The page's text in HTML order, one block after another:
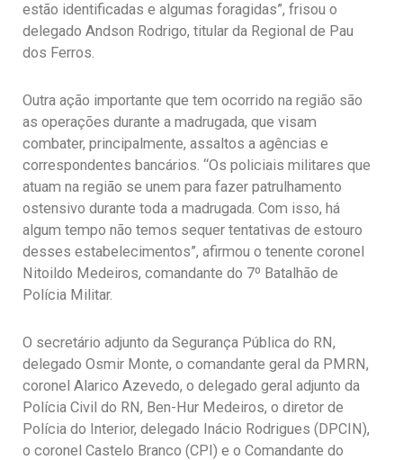
estão identificadas e algumas foragidas”, frisou o
delegado Andson Rodrigo, titular da Regional de Pau
dos Ferros.
Outra ação importante que tem ocorrido na região são
as operações durante a madrugada, que visam
combater, principalmente, assaltos a agências e
correspondentes bancários. “Os policiais militares que
atuam na região se unem para fazer patrulhamento
ostensivo durante toda a madrugada. Com isso, há
algum tempo não temos sequer tentativas de estouro
desses estabelecimentos”, afirmou o tenente coronel
Nitoildo Medeiros, comandante do 7º Batalhão de
Polícia Militar.
O secretário adjunto da Segurança Pública do RN,
delegado Osmir Monte, o comandante geral da PMRN,
coronel Alarico Azevedo, o delegado geral adjunto da
Polícia Civil do RN, Ben-Hur Medeiros, o diretor de
Polícia do Interior, delegado Inácio Rodrigues (DPCIN),
o coronel Castelo Branco (CPI) e o Comandante do